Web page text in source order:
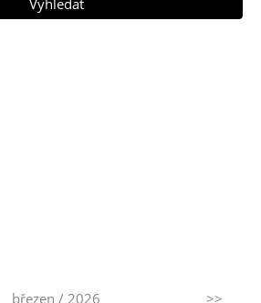
březen / 2026 >>